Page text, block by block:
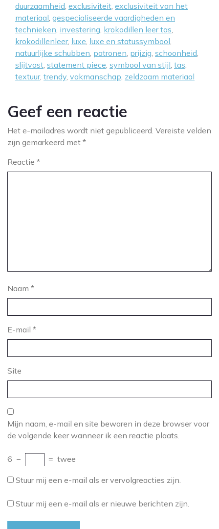
duurzaamheid, exclusiviteit, exclusiviteit van het
materiaal, gespecialiseerde vaardigheden en
technieken, investering, krokodillen leer tas,
krokodillenleer, luxe, luxe en statussymbool,
natuurlijke schubben, patronen, prijzig, schoonheid,
slijtvast, statement piece, symbool van stijl, tas,
textuur, trendy, vakmanschap, zeldzaam materiaal
Geef een reactie
Het e-mailadres wordt niet gepubliceerd. Vereiste velden
zijn gemarkeerd met *
Reactie *
Naam *
E-mail *
Site
Mijn naam, e-mail en site bewaren in deze browser voor
de volgende keer wanneer ik een reactie plaats.
6 − = twee
Stuur mij een e-mail als er vervolgreacties zijn.
Stuur mij een e-mail als er nieuwe berichten zijn.